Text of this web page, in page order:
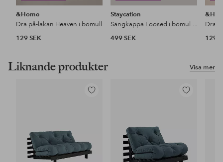
&Home
Dra på-lakan Heaven i bomull
129 SEK
Staycation
Sängkappa Loosed i bomullspercale 52 cm
499 SEK
Dra
129
Visa mer
Liknande produkter
Lägg
Lägg